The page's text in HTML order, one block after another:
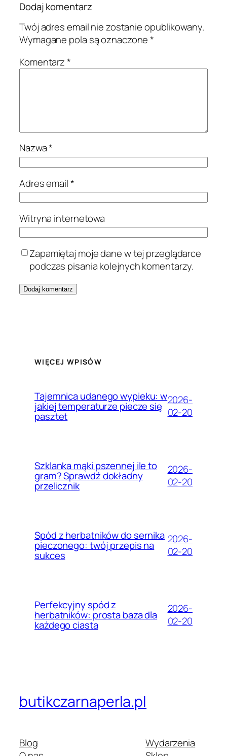
Dodaj komentarz
Twój adres email nie zostanie opublikowany.
Wymagane pola są oznaczone*
Komentarz*
Nazwa*
Adres email*
Witryna internetowa
Zapamiętaj moje dane w tej przeglądarce
podczas pisania kolejnych komentarzy.
WIĘCEJ WPISÓW
Tajemnica udanego wypieku: w
jakiej temperaturze piecze się
pasztet
2026-
02-20
Szklanka mąki pszennej ile to
gram? Sprawdź dokładny
przelicznik
2026-
02-20
Spód z herbatników do sernika
pieczonego: twój przepis na
sukces
2026-
02-20
Perfekcyjny spód z
herbatników: prosta baza dla
każdego ciasta
2026-
02-20
butikczarnaperla.pl
Blog
Wydarzenia